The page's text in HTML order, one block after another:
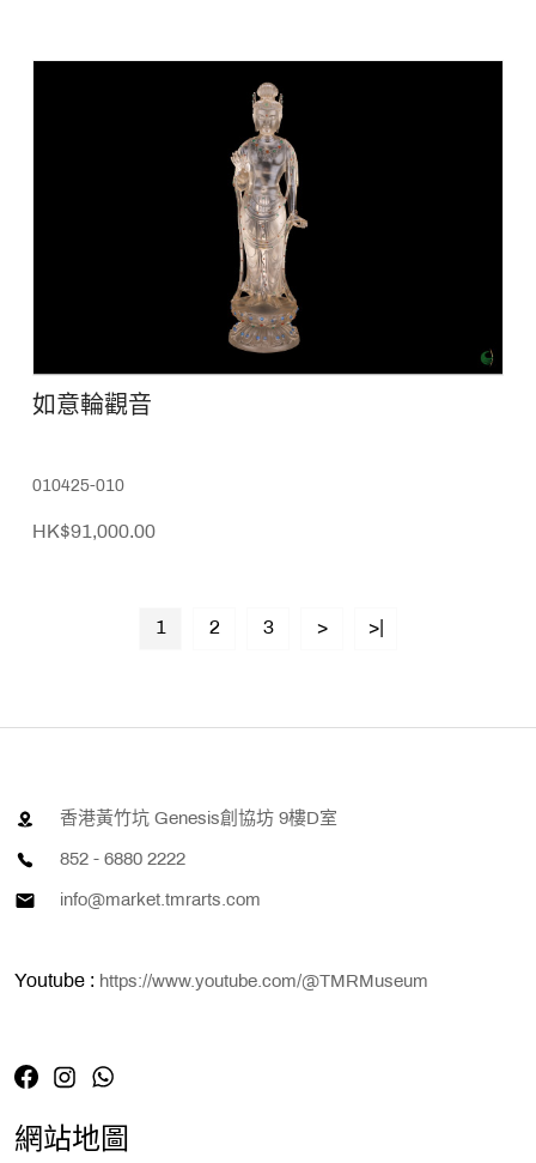
如意輪觀音
010425-010
HK$91,000.00
1 2 3 > >|
香港黃竹坑 Genesis創協坊 9樓D室
852 - 6880 2222
info@market.tmrarts.com
Youtube : https://www.youtube.com/@TMRMuseum
網站地圖